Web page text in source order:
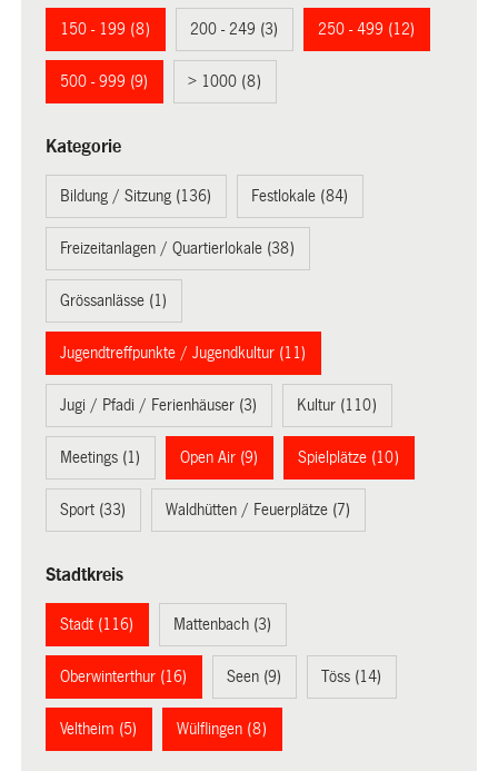
150 - 199 (8) 200 - 249 (3) 250 - 499 (12)
500 - 999 (9) > 1000 (8)
Kategorie
Bildung / Sitzung (136) Festlokale (84)
Freizeitanlagen / Quartierlokale (38)
Grössanlässe (1)
Jugendtreffpunkte / Jugendkultur (11)
Jugi / Pfadi / Ferienhäuser (3) Kultur (110)
Meetings (1) Open Air (9) Spielplätze (10)
Sport (33) Waldhütten / Feuerplätze (7)
Stadtkreis
Stadt (116) Mattenbach (3)
Oberwinterthur (16) Seen (9) Töss (14)
Veltheim (5) Wülflingen (8)